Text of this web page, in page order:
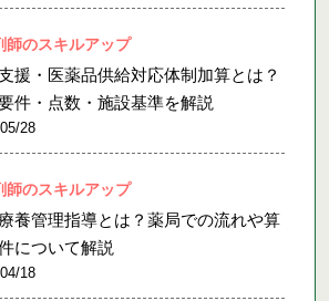
師のスキルアップ
援・医薬品供給対応体制加算とは？
件・点数・施設基準を解説
28
師のスキルアップ
養管理指導とは？薬局での流れや算
について解説
18